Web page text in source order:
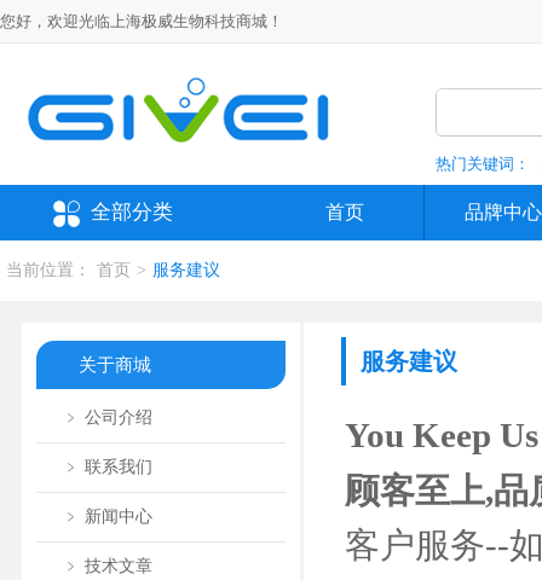
您好，欢迎光临上海极威生物科技商城！
热门关键词：
全部分类 首页 品牌中心
当前位置： 首页 > 服务建议
关于商城
﹥ 公司介绍
﹥ 联系我们
﹥ 新闻中心
﹥ 技术文章
服务建议
You Keep
顾客至上,品
客户服务--